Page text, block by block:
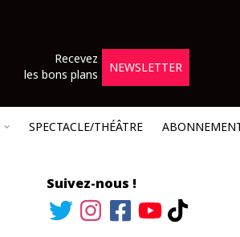
Recevez
les bons plans
NEWSLETTER
SPECTACLE/THÉÂTRE
Suivez-nous !